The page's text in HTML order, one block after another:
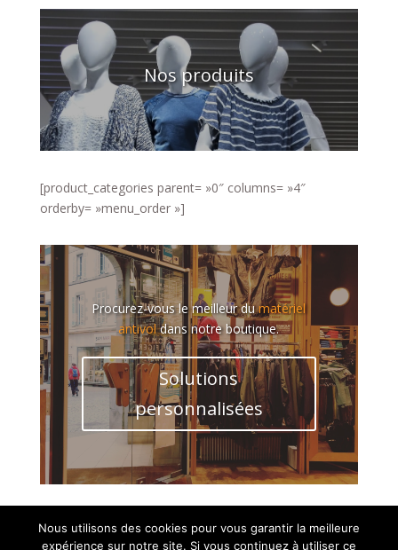
Nos produits
[product_categories parent= »0″ columns= »4″
orderby= »menu_order »]
Procurez-vous le meilleur dumatériel
antivoldans notre boutique.
Solutions
personnalisées
Nous utilisons des cookies pour vous garantir la meilleure
expérience sur notre site. Si vous continuez à utiliser ce